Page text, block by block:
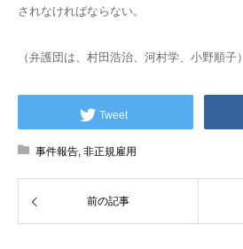
されなければならない。
（弁護団は、村田浩治、河村学、小野順子）
Tweet
事件報告 非正規雇用
前の記事